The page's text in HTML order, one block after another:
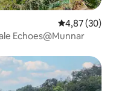
Évaluation
4,87 (30)
Echoes@Munnar